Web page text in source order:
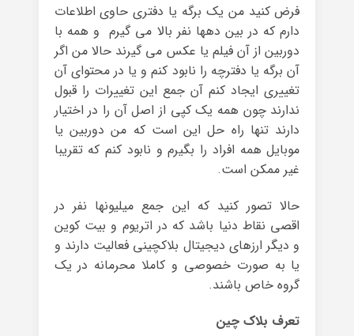
فرض کنید من یک برگه یا دفتری حاوی اطلاعات
دارم که در بین دهها نفر بالا می گیرم و همه با
دوربین از آن فیلم یا عکس می گیرند حالا من اگر
آن برگه یا دفترچه را نابود کنم و یا در محتوای آن
تغییری ایجاد کنم آن جمع این تغییرات را قبول
ندارند چون همه یک کپی از اصل آن را در اختیار
دارند تنها راه حل این است که من دوربین یا
موبایل همه افراد را بگیرم و نابود کنم که تقریبا
غیر ممکن است.
حالا تصور کنید که این جمع میلیونها نفر در
اقصی نقاط دنیا باشد که در اتریوم و بیت کوین
و دیگر ارزهای دیجیتال بلاکچینی فعالیت دارند و
یا به صورت خصوصی و کاملا محرمانه در یک
گروه خاص باشند.
تعرف بلاک چین